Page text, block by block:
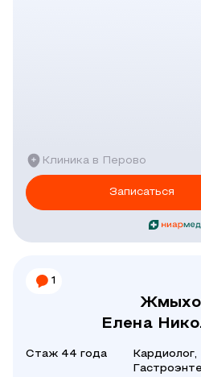
Клиника в Перово
Записаться
1
Елена
Стаж 44 года
Кардиолог,